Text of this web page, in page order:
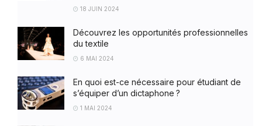
18 JUIN 2024
Découvrez les opportunités professionnelles
du textile
6 MAI 2024
En quoi est-ce nécessaire pour étudiant de
s’équiper d’un dictaphone ?
1 MAI 2024